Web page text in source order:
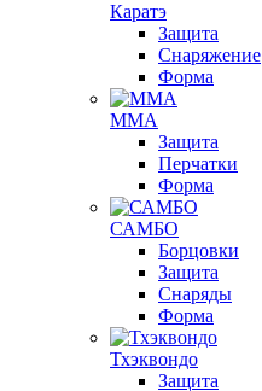
Каратэ
Защита
Снаряжение
Форма
ММА
Защита
Перчатки
Форма
САМБО
Борцовки
Защита
Снаряды
Форма
Тхэквондо
Защита